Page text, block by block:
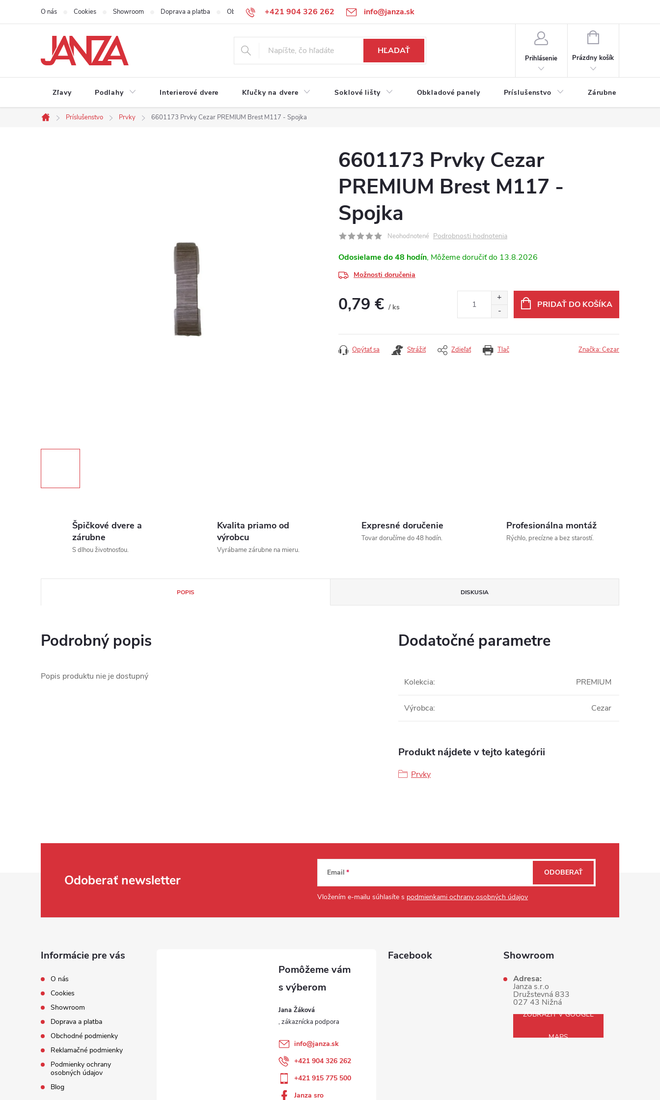
Prejsť na obsah +421 904 326 262 info@janza.sk
O nás Cookies Showroom Doprava a platba Obchodné podmienky Reklamačné podmienky Podmienky ochrany osobných údajov
HĽADAŤ
Prihlásenie
NÁKUPNÝ KOŠÍK
Prázdny košík
Zľavy Podlahy Interierové dvere Kľučky na dvere Soklové lišty Obkladové panely Príslušenstvo Zárubne
Domov
Príslušenstvo Prvky 6601173 Prvky Cezar PREMIUM Brest M117 - Spojka
6601173 Prvky Cezar
PREMIUM Brest M117 -
Spojka
Neohodnotené Podrobnosti hodnotenia
Odosielame do 48 hodín 13.8.2026
Možnosti doručenia
0,79 € / ks
PRIDAŤ DO KOŠÍKA
Tlač
Opýtať sa Strážiť Zdieľať Značka:Cezar
Špičkové dvere a
zárubne
S dlhou životnosťou.
Kvalita priamo od
výrobcu
Vyrábame zárubne na mieru.
Expresné doručenie
Tovar doručíme do 48 hodín.
Profesionálna montáž
Rýchlo, precízne a bez starostí.
POPIS DISKUSIA
Podrobný popis
Popis produktu nie je dostupný
Dodatočné parametre
Kolekcia: PREMIUM
Výrobca: Cezar
Produkt nájdete v tejto kategórii
Prvky
Odoberať newsletter Email
Vložením e-mailu súhlasíte s podmienkami ochrany osobných údajov
ODOBERAŤ
Informácie pre vás
O nás
Cookies
Showroom
Doprava a platba
Obchodné podmienky
Reklamačné podmienky
Podmienky ochrany
osobných údajov
Blog
Jana Žáková
info@janza.sk
+421 904 326 262
+421 915 775 500
Janza sro
Facebook Showroom
Adresa:
Janza s.r.o
Družstevná 833
027 43 Nižná
ZOBRAZIŤ V GOOGLE
MAPS